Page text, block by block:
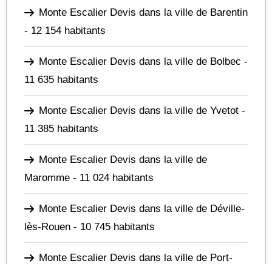
Monte Escalier Devis dans la ville de Barentin
- 12 154 habitants
Monte Escalier Devis dans la ville de Bolbec -
11 635 habitants
Monte Escalier Devis dans la ville de Yvetot -
11 385 habitants
Monte Escalier Devis dans la ville de
Maromme - 11 024 habitants
Monte Escalier Devis dans la ville de Déville-
lès-Rouen - 10 745 habitants
Monte Escalier Devis dans la ville de Port-